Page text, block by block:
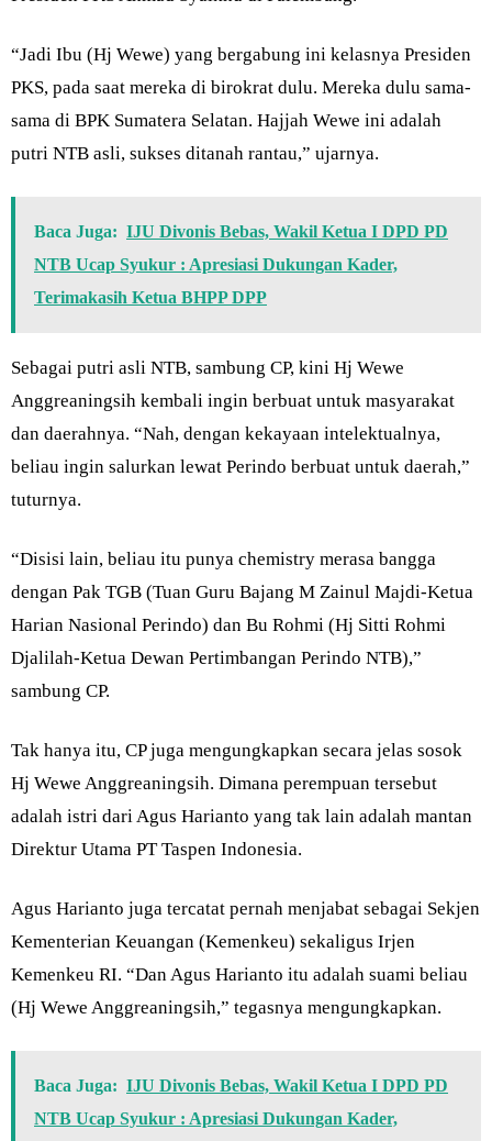
“Jadi Ibu (Hj Wewe) yang bergabung ini kelasnya Presiden
PKS, pada saat mereka di birokrat dulu. Mereka dulu sama-
sama di BPK Sumatera Selatan. Hajjah Wewe ini adalah
putri NTB asli, sukses ditanah rantau,” ujarnya.
Baca Juga: IJU Divonis Bebas, Wakil Ketua I DPD PD
NTB Ucap Syukur : Apresiasi Dukungan Kader,
Terimakasih Ketua BHPP DPP
Sebagai putri asli NTB, sambung CP, kini Hj Wewe
Anggreaningsih kembali ingin berbuat untuk masyarakat
dan daerahnya. “Nah, dengan kekayaan intelektualnya,
beliau ingin salurkan lewat Perindo berbuat untuk daerah,”
tuturnya.
“Disisi lain, beliau itu punya chemistry merasa bangga
dengan Pak TGB (Tuan Guru Bajang M Zainul Majdi-Ketua
Harian Nasional Perindo) dan Bu Rohmi (Hj Sitti Rohmi
Djalilah-Ketua Dewan Pertimbangan Perindo NTB),”
sambung CP.
Tak hanya itu, CP juga mengungkapkan secara jelas sosok
Hj Wewe Anggreaningsih. Dimana perempuan tersebut
adalah istri dari Agus Harianto yang tak lain adalah mantan
Direktur Utama PT Taspen Indonesia.
Agus Harianto juga tercatat pernah menjabat sebagai Sekjen
Kementerian Keuangan (Kemenkeu) sekaligus Irjen
Kemenkeu RI. “Dan Agus Harianto itu adalah suami beliau
(Hj Wewe Anggreaningsih,” tegasnya mengungkapkan.
Baca Juga: IJU Divonis Bebas, Wakil Ketua I DPD PD
NTB Ucap Syukur : Apresiasi Dukungan Kader,